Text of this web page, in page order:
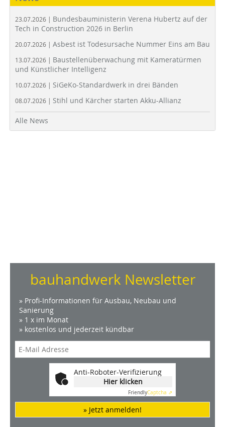
23.07.2026 | Bundesbauministerin Verena Hubertz auf der
Tech in Construction 2026 in Berlin
20.07.2026 | Asbest ist Todesursache Nummer Eins am Bau
13.07.2026 | Baustellenüberwachung mit Kameratürmen
und Künstlicher Intelligenz
10.07.2026 | SiGeKo-Standardwerk in drei Bänden
08.07.2026 | Stihl und Kärcher starten Akku-Allianz
Alle News
bauhandwerk Newsletter
» Profi-Informationen für Ausbau, Neubau und
Sanierung
» 1 x im Monat
» kostenlos und jederzeit kündbar
Anti-Roboter-Verifizierung
Hier klicken
FriendlyCaptcha ⇗
» Jetzt anmelden!